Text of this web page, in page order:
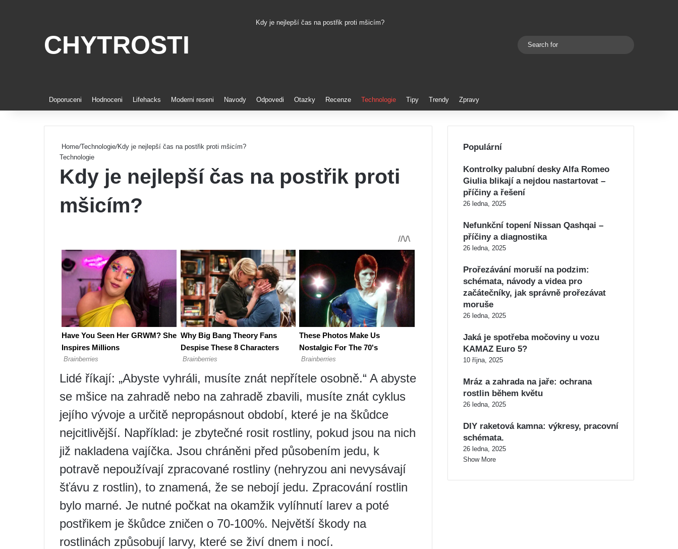
CHYTROSTI
Kdy je nejlepší čas na postřik proti mšicím?
Switch skin
Doporuceni Hodnoceni Lifehacks Moderni reseni Navody Odpovedi Otazky Recenze Technologie Tipy Trendy Zpravy
Home/Technologie/Kdy je nejlepší čas na postřik proti mšicím?
Technologie
Kdy je nejlepší čas na postřik proti
mšicím?
Lidé říkají: „Abyste vyhráli, musíte znát nepřítele osobně.“ A abyste
se mšice na zahradě nebo na zahradě zbavili, musíte znát cyklus
jejího vývoje a určitě nepropásnout období, které je na škůdce
nejcitlivější. Například: je zbytečné rosit rostliny, pokud jsou na nich
již nakladena vajíčka. Jsou chráněni před působením jedu, k
potravě nepoužívají zpracované rostliny (nehryzou ani nevysávají
šťávu z rostlin), to znamená, že se nebojí jedu. Zpracování rostlin
bylo marné. Je nutné počkat na okamžik vylíhnutí larev a poté
postřikem je škůdce zničen o 70-100%. Největší škody na
rostlinách způsobují larvy, které se živí dnem i nocí.
Populární
Kontrolky palubní desky Alfa Romeo
Giulia blikají a nejdou nastartovat –
příčiny a řešení
26 ledna, 2025
Nefunkční topení Nissan Qashqai –
příčiny a diagnostika
26 ledna, 2025
Prořezávání moruší na podzim:
schémata, návody a videa pro
začátečníky, jak správně prořezávat
moruše
26 ledna, 2025
Jaká je spotřeba močoviny u vozu
KAMAZ Euro 5?
10 října, 2025
Mráz a zahrada na jaře: ochrana
rostlin během květu
26 ledna, 2025
DIY raketová kamna: výkresy, pracovní
schémata.
26 ledna, 2025
Show More